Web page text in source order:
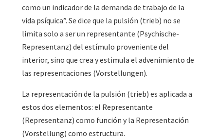
como un indicador de la demanda de trabajo de la
vida psíquica”. Se dice que la pulsión (trieb) no se
limita solo a ser un representante (Psychische-
Representanz) del estímulo proveniente del
interior, sino que crea y estimula el advenimiento de
las representaciones (Vorstellungen).
La representación de la pulsión (trieb) es aplicada a
estos dos elementos: el Representante
(Representanz) como función y la Representación
(Vorstellung) como estructura.